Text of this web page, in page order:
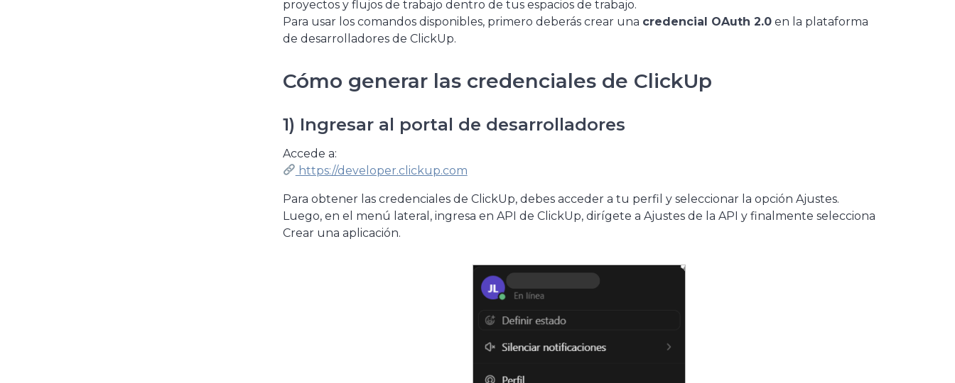
proyectos y flujos de trabajo dentro de tus espacios de trabajo.
Para usar los comandos disponibles, primero deberás crear una credencial OAuth 2.0en la plataforma
de desarrolladores de ClickUp.
Cómo generar las credenciales de ClickUp
1) Ingresar al portal de desarrolladores
Accede a:
https://developer.clickup.com
Para obtener las credenciales de ClickUp, debes acceder a tu perfil y seleccionar la opción Ajustes.
Luego, en el menú lateral, ingresa en API de ClickUp, dirígete a Ajustes de la API y finalmente selecciona
Crear una aplicación.